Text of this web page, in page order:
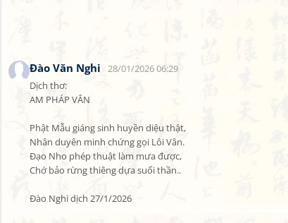
Đào Văn Nghi
28/01/2026 06:29
Dịch thơ:
AM PHÁP VÂN
Phật Mẫu giáng sinh huyền diệu thật,
Nhân duyên minh chứng gọi Lôi Vân.
Đạo Nho phép thuật làm mưa được,
Chớ bảo rừng thiêng dựa suối thần..
Đào Nghi dịch 27/1/2026